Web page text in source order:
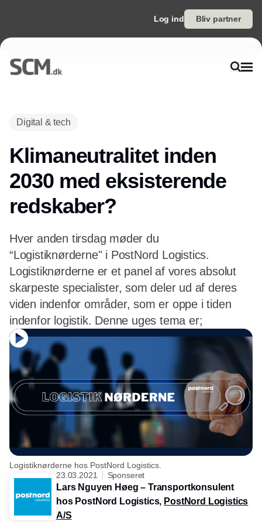
Log ind Bliv partner
Digital & tech
Klimaneutralitet inden
2030 med eksisterende
redskaber?
Hver anden tirsdag møder du
“Logistiknørderne" i PostNord Logistics.
Logistiknørderne er et panel af vores absolut
skarpeste specialister, som deler ud af deres
viden indenfor områder, som er oppe i tiden
indenfor logistik. Denne uges tema er;
Logistiknørderne hos PostNord Logistics.
23.03.2021
Sponseret
Lars Nguyen Høeg – Transportkonsulent
hos PostNord Logistics, PostNord Logistics
A/S